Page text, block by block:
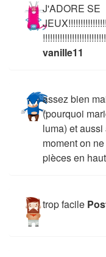
J'ADORE SE
vanille11
assez bien
(pourquoi
luma) et
moment on
pièces en
trop facile